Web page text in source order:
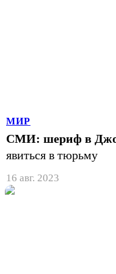
МИР
СМИ: шериф в
явиться в тюрьму
16 авг. 2023